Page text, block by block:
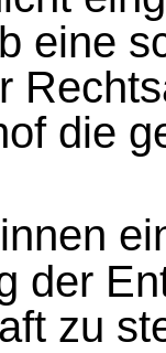
eine
die
der
zu